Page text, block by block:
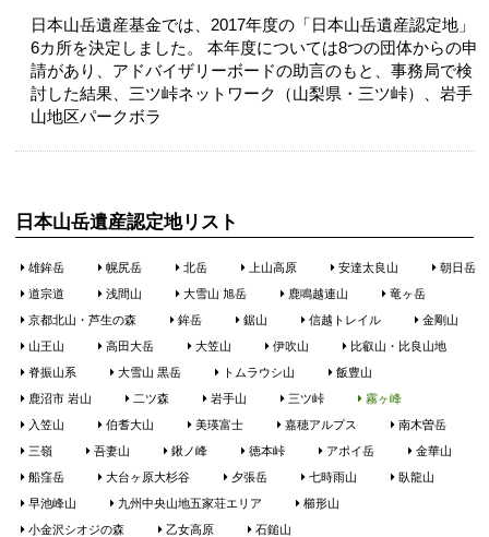
日本山岳遺産基金では、2017年度の「日本山岳遺産認定地」
6カ所を決定しました。 本年度については8つの団体からの申
請があり、アドバイザリーボードの助言のもと、事務局で検
討した結果、三ツ峠ネットワーク（山梨県・三ツ峠）、岩手
山地区パークボラ
日本山岳遺産認定地リスト
雄鉾岳 幌尻岳 北岳 上山高原 安達太良山
朝日岳
道宗道
浅間山 大雪山 旭岳 鹿鳴越連山
竜ヶ岳
京都北山・芦生の森
鉾岳 鋸山 信越トレイル
金剛山
山王山
高田大岳 大笠山 伊吹山
比叡山・比良山地
脊振山系
大雪山 黒岳 トムラウシ山
飯豊山
鹿沼市 岩山
二ツ森 岩手山 三ツ峠
霧ヶ峰
入笠山
伯耆大山 美瑛富士 嘉穂アルプス
南木曽岳
三嶺
吾妻山 鍬ノ峰 徳本峠 アポイ岳
金華山
船窪岳
大台ヶ原大杉谷 夕張岳 七時雨山
臥龍山
早池峰山
九州中央山地五家荘エリア
櫛形山
小金沢シオジの森
乙女高原 石鎚山